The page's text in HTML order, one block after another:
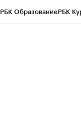
РБК ОбразованиеРБК